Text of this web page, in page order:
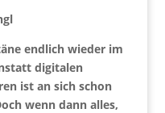
endlich wieder im
digitalen
ist an sich schon
wenn dann alles,